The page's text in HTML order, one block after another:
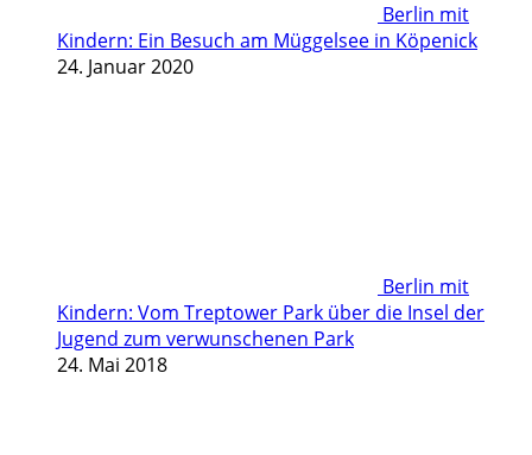
Berlin mit
Kindern: Ein Besuch am Müggelsee in Köpenick
24. Januar 2020
Berlin mit
Kindern: Vom Treptower Park über die Insel der
Jugend zum verwunschenen Park
24. Mai 2018